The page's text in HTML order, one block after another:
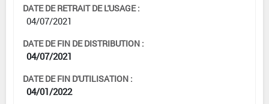
DATE DE RETRAIT DE L'USAGE :
04/07/2021
DATE DE FIN DE DISTRIBUTION :
04/07/2021
DATE DE FIN D'UTILISATION :
04/01/2022